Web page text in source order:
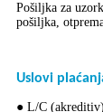
Pošiljka za
pošiljka,
Uslovi
● L/C (akreditiv)